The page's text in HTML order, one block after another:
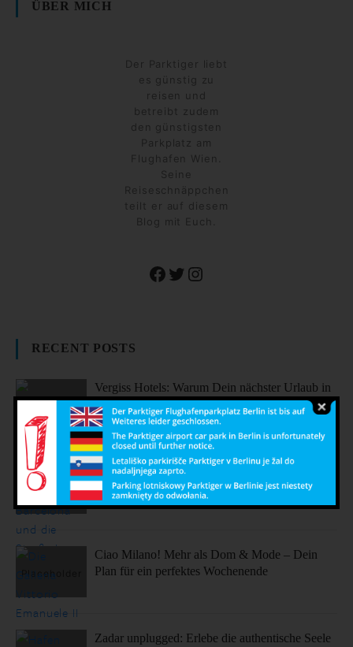
ÜBER MICH
Der Parktiger liebt
es günstig zu
reisen und
betreibt zudem
den günstigsten
Parkplatz am
Flughafen Wien.
Seine
Reiseschnäppchen
teilt er auf diesem
Blog mit Euch.
Facebook
TwitterInstagram
RECENT POSTS
Vergiss Hotels: Warum Dein nächster Urlaub in
einem dieser coolen Airbnbs stattfinden sollte.
Sonne, Stil, Sehenswürdigkeiten – So fühlt sich
Barcelona an
Ciao Milano! Mehr als Dom & Mode – Dein
Plan für ein perfektes Wochenende
Zadar unplugged: Erlebe die authentische Seele